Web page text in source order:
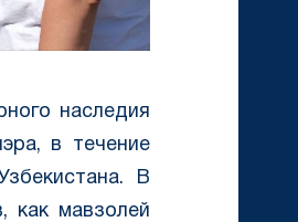
наследия
в течение
В
как мавзолей